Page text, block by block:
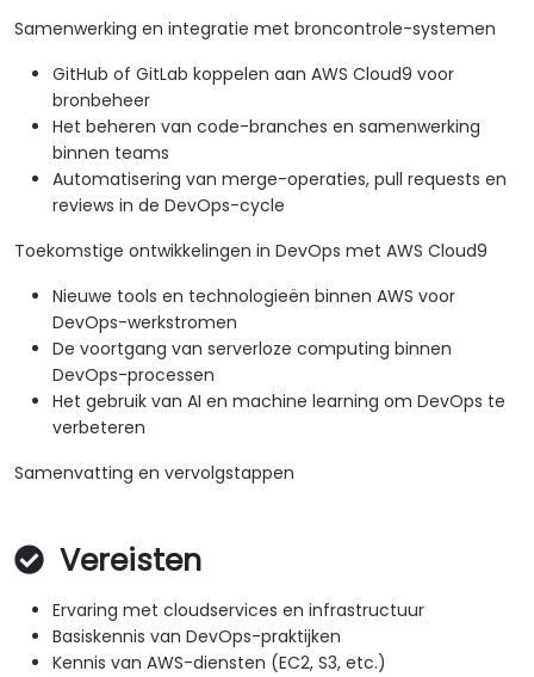
Samenwerking en integratie met broncontrole-systemen
GitHub of GitLab koppelen aan AWS Cloud9 voor
bronbeheer
Het beheren van code-branches en samenwerking
binnen teams
Automatisering van merge-operaties, pull requests en
reviews in de DevOps-cycle
Toekomstige ontwikkelingen in DevOps met AWS Cloud9
Nieuwe tools en technologieën binnen AWS voor
DevOps-werkstromen
De voortgang van serverloze computing binnen
DevOps-processen
Het gebruik van AI en machine learning om DevOps te
verbeteren
Samenvatting en vervolgstappen
Vereisten
Ervaring met cloudservices en infrastructuur
Basiskennis van DevOps-praktijken
Kennis van AWS-diensten (EC2, S3, etc.)